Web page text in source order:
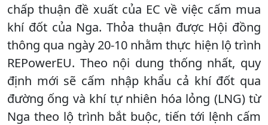
chấp thuận đề xuất của EC về việc cấm mua
khí đốt của Nga. Thỏa thuận được Hội đồng
thông qua ngày 20-10 nhằm thực hiện lộ trình
REPowerEU. Theo nội dung thống nhất, quy
định mới sẽ cấm nhập khẩu cả khí đốt qua
đường ống và khí tự nhiên hóa lỏng (LNG) từ
Nga theo lộ trình bắt buộc, tiến tới lệnh cấm